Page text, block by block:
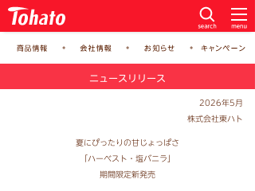
ニュースリリース
2026年5月
株式会社東ハト
夏にぴったりの甘じょっぱさ
「ハーベスト・塩バニラ」
期間限定新発売